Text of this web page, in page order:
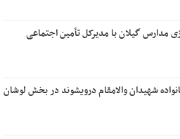
مدارس گیلان با مدیرکل تأمین اجتماعی
شهیدان والامقام درویشوند در بخش لوشان